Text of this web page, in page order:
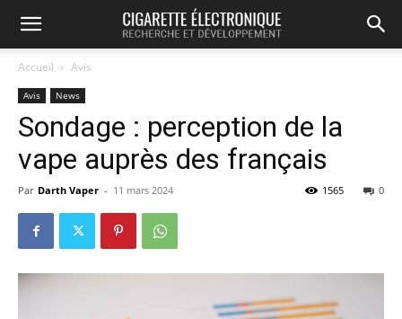
Accueil Avis
Avis News
Sondage : perception de la
vape auprès des français
Par Darth Vaper - 11 mars 2024 0
1565